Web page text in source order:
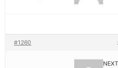
#1260
📩 + 1.264202